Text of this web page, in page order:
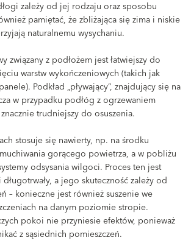
zależy od jej rodzaju oraz sposobu
pamiętać, że zbliżająca się zima i niskie
naturalnemu wysychaniu.
związany z podłożem jest łatwiejszy do
warstw wykończeniowych (takich jak
Podkład „pływający”, znajdujący się na
w przypadku podłóg z ogrzewaniem
trudniejszy do osuszenia.
stosuje się nawierty, np. na środku
gorącego powietrza, a w pobliżu
odsysania wilgoci. Proces ten jest
a jego skuteczność zależy od
– konieczne jest również suszenie we
na danym poziomie stropie.
pokoi nie przyniesie efektów, ponieważ
z sąsiednich pomieszczeń.